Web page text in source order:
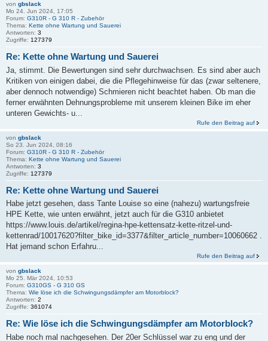
von gbslack
Mo 24. Jun 2024, 17:05
Forum: G310R - G 310 R - Zubehör
Thema: Kette ohne Wartung und Sauerei
Antworten: 3
Zugriffe: 127379
Re: Kette ohne Wartung und Sauerei
Ja, stimmt. Die Bewertungen sind sehr durchwachsen. Es sind aber auch
Kritiken von einigen dabei, die die Pflegehinweise für das (zwar seltenere,
aber dennoch notwendige) Schmieren nicht beachtet haben. Ob man die
ferner erwähnten Dehnungsprobleme mit unserem kleinen Bike im eher
unteren Gewichts- u...
Rufe den Beitrag auf
von gbslack
So 23. Jun 2024, 08:16
Forum: G310R - G 310 R - Zubehör
Thema: Kette ohne Wartung und Sauerei
Antworten: 3
Zugriffe: 127379
Re: Kette ohne Wartung und Sauerei
Habe jetzt gesehen, dass Tante Louise so eine (nahezu) wartungsfreie
HPE Kette, wie unten erwähnt, jetzt auch für die G310 anbietet
https://www.louis.de/artikel/regina-hpe-kettensatz-kette-ritzel-und-
kettenrad/10017620?filter_bike_id=3377&filter_article_number=10060662 .
Hat jemand schon Erfahru...
Rufe den Beitrag auf
von gbslack
Mo 25. Mär 2024, 10:53
Forum: G310GS - G 310 GS
Thema: Wie löse ich die Schwingungsdämpfer am Motorblock?
Antworten: 2
Zugriffe: 361074
Re: Wie löse ich die Schwingungsdämpfer am Motorblock?
Habe noch mal nachgesehen. Der 20er Schlüssel war zu eng und der